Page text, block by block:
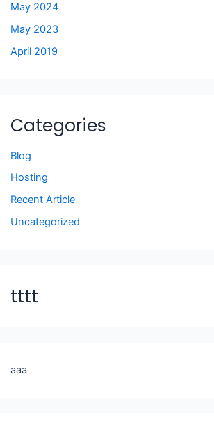
May 2024
May 2023
April 2019
Categories
Blog
Hosting
Recent Article
Uncategorized
tttt
aaa